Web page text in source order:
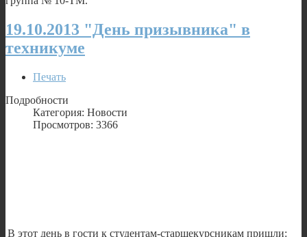
19.10.2013 "День призывника" в
техникуме
Печать
Подробности
Категория: Новости
Просмотров: 3366
В этот день в гости к студентам-старшекурсникам пришли: